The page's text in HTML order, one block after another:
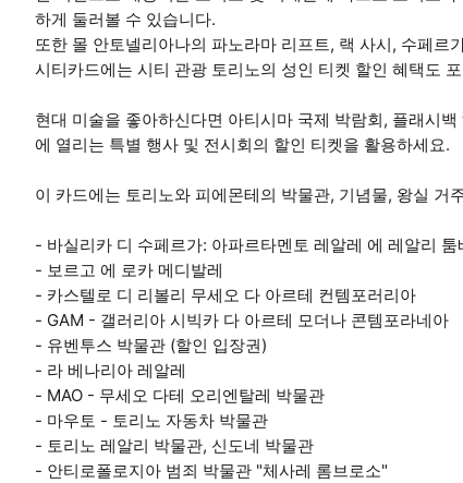
하게 둘러볼 수 있습니다.
또한 몰 안토넬리아나의 파노라마 리프트, 랙 사시, 수페
시티카드에는 시티 관광 토리노의 성인 티켓 할인 혜택도
현대 미술을 좋아하신다면 아티시마 국제 박람회, 플래시
에 열리는 특별 행사 및 전시회의 할인 티켓을 활용하세요.
이 카드에는 토리노와 피에몬테의 박물관, 기념물, 왕실
- 바실리카 디 수페르가: 아파르타멘토 레알레 에 레알리
- 보르고 에 로카 메디발레
- 카스텔로 디 리볼리 무세오 다 아르테 컨템포러리아
- GAM - 갤러리아 시빅카 다 아르테 모더나 콘템포라네아
- 유벤투스 박물관 (할인 입장권)
- 라 베나리아 레알레
- MAO - 무세오 다테 오리엔탈레 박물관
- 마우토 - 토리노 자동차 박물관
- 토리노 레알리 박물관, 신도네 박물관
- 안티로폴로지아 범죄 박물관 "체사레 롬브로소"